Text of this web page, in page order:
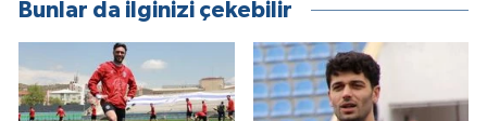
Bunlar da ilginizi çekebilir